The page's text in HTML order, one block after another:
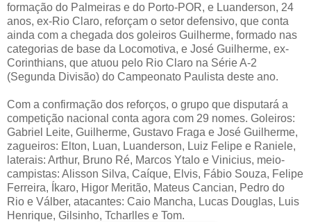
formação do Palmeiras e do Porto-POR, e Luanderson, 24
anos, ex-Rio Claro, reforçam o setor defensivo, que conta
ainda com a chegada dos goleiros Guilherme, formado nas
categorias de base da Locomotiva, e José Guilherme, ex-
Corinthians, que atuou pelo Rio Claro na Série A-2
(Segunda Divisão) do Campeonato Paulista deste ano.
Com a confirmação dos reforços, o grupo que disputará a
competição nacional conta agora com 29 nomes. Goleiros:
Gabriel Leite, Guilherme, Gustavo Fraga e José Guilherme,
zagueiros: Elton, Luan, Luanderson, Luiz Felipe e Raniele,
laterais: Arthur, Bruno Ré, Marcos Ytalo e Vinicius, meio-
campistas: Alisson Silva, Caíque, Elvis, Fábio Souza, Felipe
Ferreira, Íkaro, Higor Meritão, Mateus Cancian, Pedro do
Rio e Válber, atacantes: Caio Mancha, Lucas Douglas, Luis
Henrique, Gilsinho, Tcharlles e Tom.